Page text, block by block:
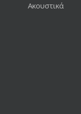
Ακουστικά